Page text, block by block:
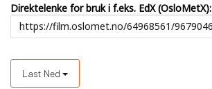
Direktelenke for bruk i f.eks. EdX (OsloMetX):
Last Ned